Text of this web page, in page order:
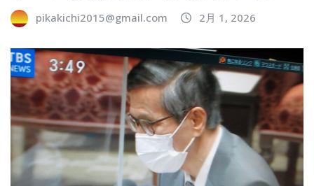
pikakichi2015@gmail.com 2月 1, 2026